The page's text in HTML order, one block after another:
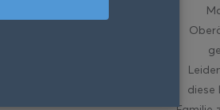
diese